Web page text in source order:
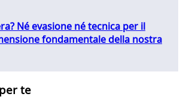
Né evasione né tecnica per il
fondamentale della nostra
te